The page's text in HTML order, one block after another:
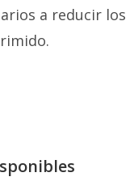
a reducir los